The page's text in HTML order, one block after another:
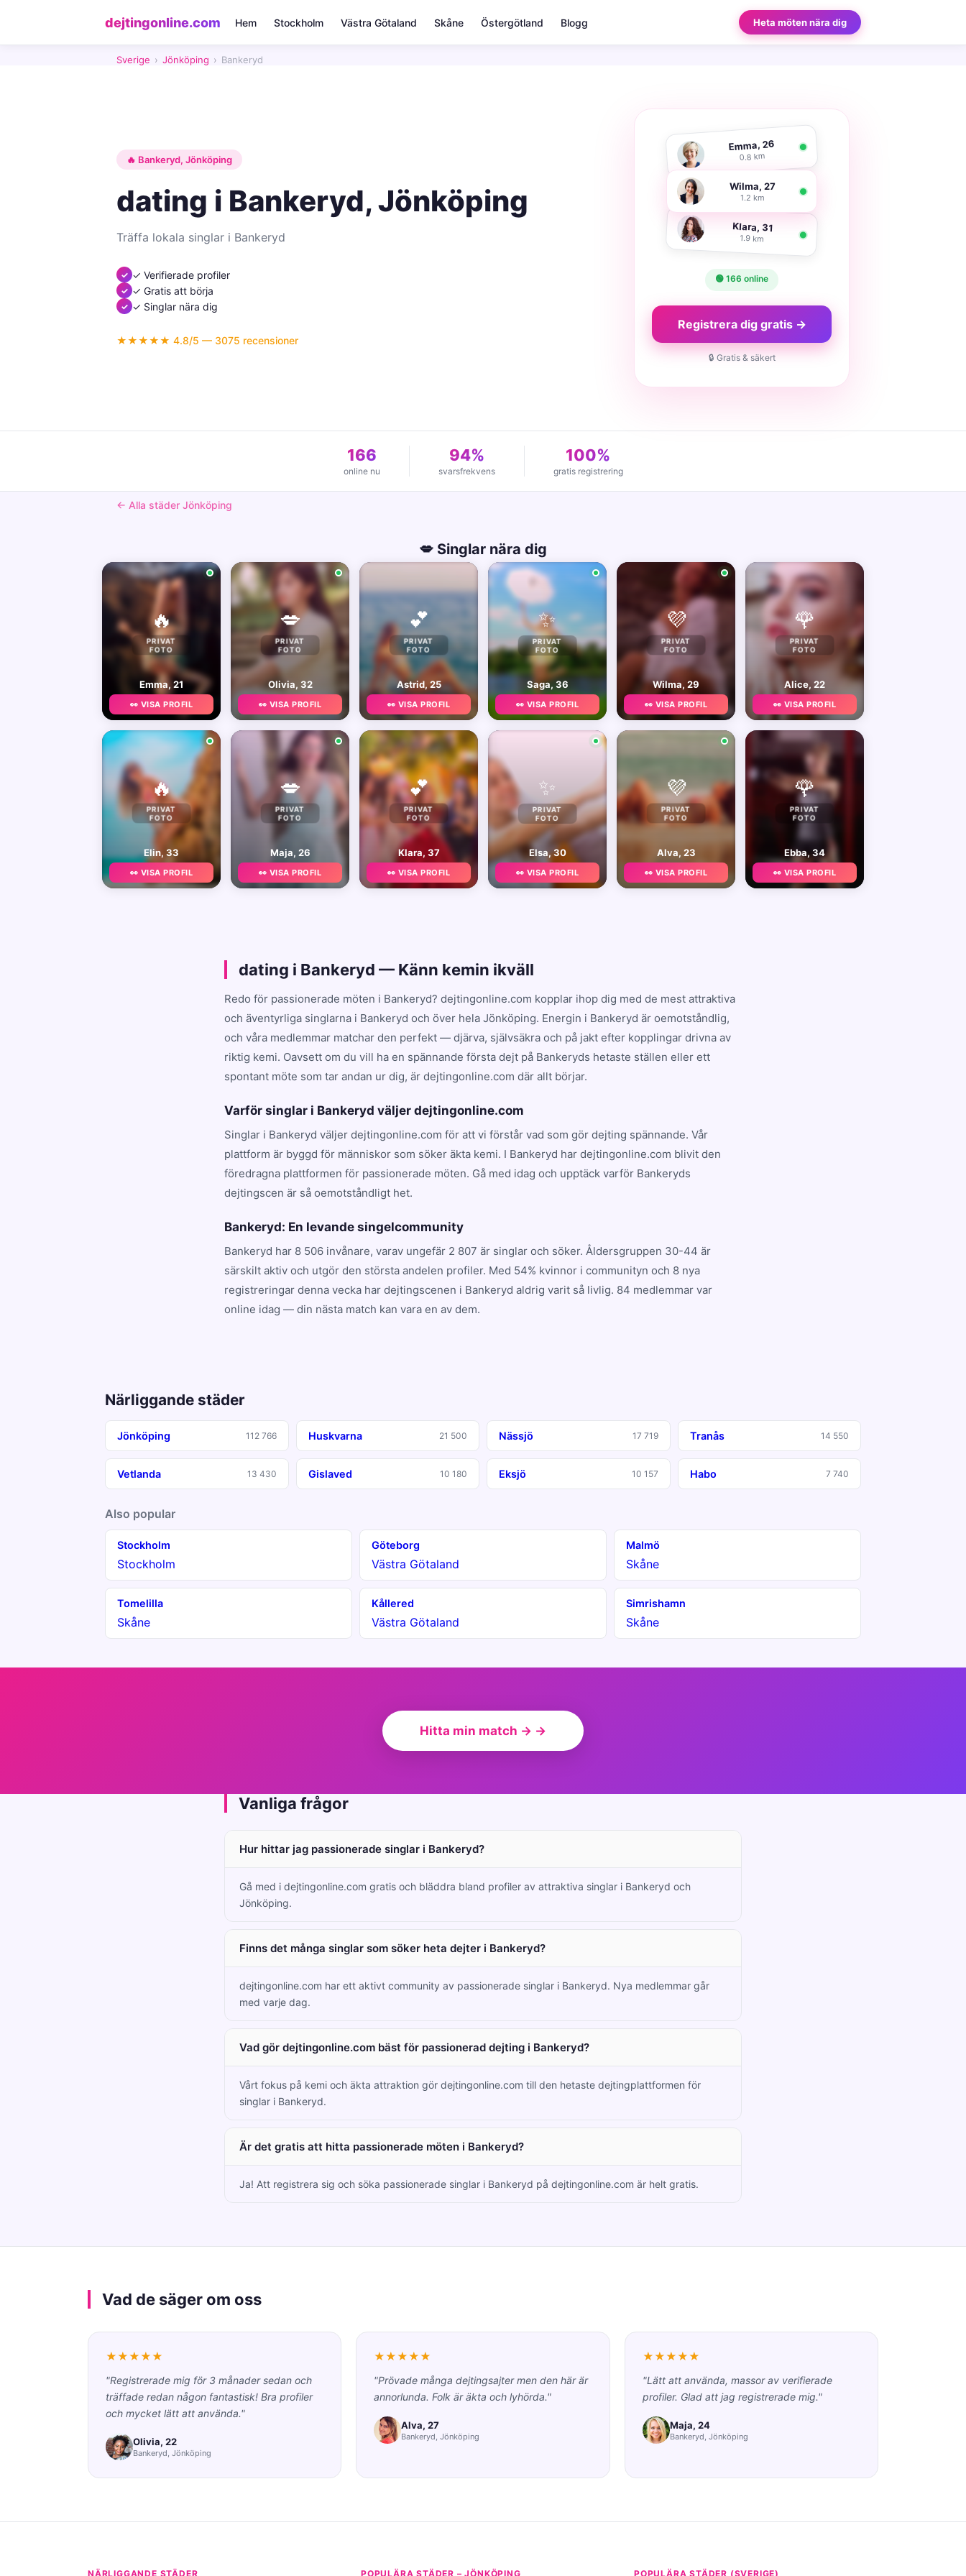
dejtingonline.com Hem Stockholm Västra Götaland Skåne Östergötland Blogg Heta möten nära dig
Sverige › Jönköping › Bankeryd
🔥 Bankeryd, Jönköping
dating i Bankeryd, Jönköping
Träffa lokala singlar i Bankeryd
✓ Verifierade profiler
✓ Gratis att börja
✓ Singlar nära dig
★★★★★ 4.8/5 — 3075 recensioner
Emma, 26
0.8 km
Wilma, 27
1.2 km
Klara, 31
1.9 km
🟢 166 online
Registrera dig gratis →
🔒 Gratis & säkert
166
online nu
94%
svarsfrekvens
100%
gratis registrering
← Alla städer Jönköping
💋 Singlar nära dig
🔥
PRIVAT
FOTO
Emma, 21
👀 VISA PROFIL
💋
PRIVAT
FOTO
Olivia, 32
👀 VISA PROFIL
💕
PRIVAT
FOTO
Astrid, 25
👀 VISA PROFIL
✨
PRIVAT
FOTO
Saga, 36
👀 VISA PROFIL
💜
PRIVAT
FOTO
Wilma, 29
👀 VISA PROFIL
🌹
PRIVAT
FOTO
Alice, 22
👀 VISA PROFIL
🔥
PRIVAT
FOTO
Elin, 33
👀 VISA PROFIL
💋
PRIVAT
FOTO
Maja, 26
👀 VISA PROFIL
💕
PRIVAT
FOTO
Klara, 37
👀 VISA PROFIL
✨
PRIVAT
FOTO
Elsa, 30
👀 VISA PROFIL
💜
PRIVAT
FOTO
Alva, 23
👀 VISA PROFIL
🌹
PRIVAT
FOTO
Ebba, 34
👀 VISA PROFIL
dating i Bankeryd — Känn kemin ikväll
Redo för passionerade möten i Bankeryd? dejtingonline.com kopplar ihop dig med de mest attraktiva
och äventyrliga singlarna i Bankeryd och över hela Jönköping. Energin i Bankeryd är oemotståndlig,
och våra medlemmar matchar den perfekt — djärva, självsäkra och på jakt efter kopplingar drivna av
riktig kemi. Oavsett om du vill ha en spännande första dejt på Bankeryds hetaste ställen eller ett
spontant möte som tar andan ur dig, är dejtingonline.com där allt börjar.
Varför singlar i Bankeryd väljer dejtingonline.com
Singlar i Bankeryd väljer dejtingonline.com för att vi förstår vad som gör dejting spännande. Vår
plattform är byggd för människor som söker äkta kemi. I Bankeryd har dejtingonline.com blivit den
föredragna plattformen för passionerade möten. Gå med idag och upptäck varför Bankeryds
dejtingscen är så oemotståndligt het.
Bankeryd: En levande singelcommunity
Bankeryd har 8 506 invånare, varav ungefär 2 807 är singlar och söker. Åldersgruppen 30-44 är
särskilt aktiv och utgör den största andelen profiler. Med 54% kvinnor i communityn och 8 nya
registreringar denna vecka har dejtingscenen i Bankeryd aldrig varit så livlig. 84 medlemmar var
online idag — din nästa match kan vara en av dem.
Närliggande städer
Jönköping 112 766 Huskvarna 21 500 Nässjö 17 719 Tranås 14 550
Vetlanda 13 430 Gislaved 10 180 Eksjö 10 157 Habo 7 740
Also popular
Stockholm
Stockholm
Göteborg
Västra Götaland
Malmö
Skåne
Tomelilla
Skåne
Kållered
Västra Götaland
Simrishamn
Skåne
Hitta min match → →
Vanliga frågor
Hur hittar jag passionerade singlar i Bankeryd?
Gå med i dejtingonline.com gratis och bläddra bland profiler av attraktiva singlar i Bankeryd och
Jönköping.
Finns det många singlar som söker heta dejter i Bankeryd?
dejtingonline.com har ett aktivt community av passionerade singlar i Bankeryd. Nya medlemmar går
med varje dag.
Vad gör dejtingonline.com bäst för passionerad dejting i Bankeryd?
Vårt fokus på kemi och äkta attraktion gör dejtingonline.com till den hetaste dejtingplattformen för
singlar i Bankeryd.
Är det gratis att hitta passionerade möten i Bankeryd?
Ja! Att registrera sig och söka passionerade singlar i Bankeryd på dejtingonline.com är helt gratis.
Vad de säger om oss
★★★★★
"Registrerade mig för 3 månader sedan och
träffade redan någon fantastisk! Bra profiler
och mycket lätt att använda."
Olivia, 22
Bankeryd, Jönköping
★★★★★
"Prövade många dejtingsajter men den här är
annorlunda. Folk är äkta och lyhörda."
Alva, 27
Bankeryd, Jönköping
★★★★★
"Lätt att använda, massor av verifierade
profiler. Glad att jag registrerade mig."
Maja, 24
Bankeryd, Jönköping
NÄRLIGGANDE STÄDER POPULÄRA STÄDER – JÖNKÖPING POPULÄRA STÄDER (SVERIGE)